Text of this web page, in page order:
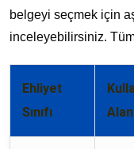
belgeyi seçmek için
inceleyebilirsiniz.
Ehliyet
Sınıfı